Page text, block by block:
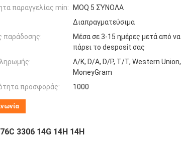
παραγγελίας min:
MOQ 5 ΣΎΝΟΛΑ
Διαπραγματεύσιμα
παράδοσης:
Μέσα σε 3-15 ημέρες μετά από να
πάρει το desposit σας
Λ/Κ, D/A, D/P, T/T, Western Union,
MoneyGram
προσφοράς:
1000
3306 14G 14H 14H